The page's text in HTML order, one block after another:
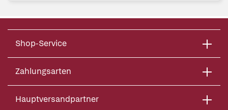
Shop-Service
Zahlungsarten
Hauptversandpartner